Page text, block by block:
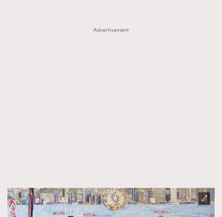
Advertisement